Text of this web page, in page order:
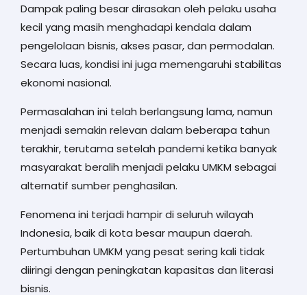
Dampak paling besar dirasakan oleh pelaku usaha
kecil yang masih menghadapi kendala dalam
pengelolaan bisnis, akses pasar, dan permodalan.
Secara luas, kondisi ini juga memengaruhi stabilitas
ekonomi nasional.
Permasalahan ini telah berlangsung lama, namun
menjadi semakin relevan dalam beberapa tahun
terakhir, terutama setelah pandemi ketika banyak
masyarakat beralih menjadi pelaku UMKM sebagai
alternatif sumber penghasilan.
Fenomena ini terjadi hampir di seluruh wilayah
Indonesia, baik di kota besar maupun daerah.
Pertumbuhan UMKM yang pesat sering kali tidak
diiringi dengan peningkatan kapasitas dan literasi
bisnis.